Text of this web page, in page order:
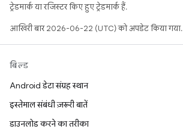
ट्रेडमार्क या रजिस्टर किए हुए ट्रेडमार्क हैं.
आखिरी बार 2026-06-22 (UTC) को अपडेट किया गया.
बिल्ड
Android डेटा संग्रह स्थान
इस्तेमाल संबंधी ज़रूरी बातें
डाउनलोड करने का तरीका